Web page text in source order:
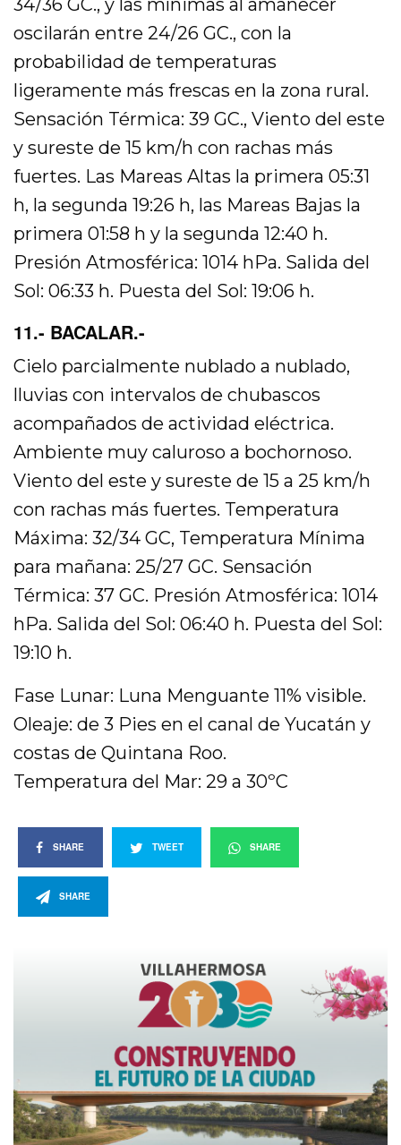
34/36 GC., y las mínimas al amanecer
oscilarán entre 24/26 GC., con la
probabilidad de temperaturas
ligeramente más frescas en la zona rural.
Sensación Térmica: 39 GC., Viento del este
y sureste de 15 km/h con rachas más
fuertes. Las Mareas Altas la primera 05:31
h, la segunda 19:26 h, las Mareas Bajas la
primera 01:58 h y la segunda 12:40 h.
Presión Atmosférica: 1014 hPa. Salida del
Sol: 06:33 h. Puesta del Sol: 19:06 h.
11.- BACALAR.-
Cielo parcialmente nublado a nublado,
lluvias con intervalos de chubascos
acompañados de actividad eléctrica.
Ambiente muy caluroso a bochornoso.
Viento del este y sureste de 15 a 25 km/h
con rachas más fuertes. Temperatura
Máxima: 32/34 GC, Temperatura Mínima
para mañana: 25/27 GC. Sensación
Térmica: 37 GC. Presión Atmosférica: 1014
hPa. Salida del Sol: 06:40 h. Puesta del Sol:
19:10 h.
Fase Lunar: Luna Menguante 11% visible.
Oleaje: de 3 Pies en el canal de Yucatán y
costas de Quintana Roo.
Temperatura del Mar: 29 a 30ºC
SHARE TWEET SHARE
SHARE